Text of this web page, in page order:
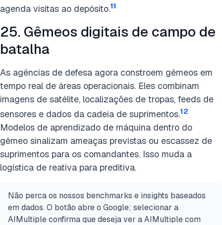
agenda visitas ao depósito.11
25. Gêmeos digitais de campo de
batalha
As agências de defesa agora constroem gêmeos em
tempo real de áreas operacionais. Eles combinam
imagens de satélite, localizações de tropas, feeds de
sensores e dados da cadeia de suprimentos.12
Modelos de aprendizado de máquina dentro do
gêmeo sinalizam ameaças previstas ou escassez de
suprimentos para os comandantes. Isso muda a
logística de reativa para preditiva.
Não perca os nossos benchmarks e insights baseados
em dados. O botão abre o Google; selecionar a
AIMultiple confirma que deseja ver a AIMultiple com